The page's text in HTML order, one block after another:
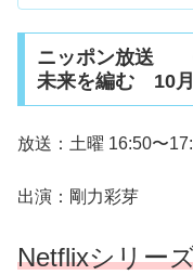
ニッポン放送
未来を編む 10
放送：土曜 16:50〜
出演：剛力彩芽
Netflixシリー